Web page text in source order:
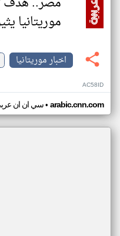
موريتانيا
اخبار موريتانيا
AC58ID
سي ان ان• arabic.cnn.com